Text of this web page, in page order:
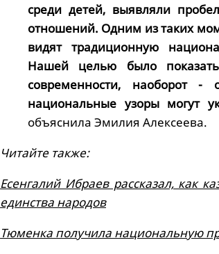
среди детей, выявляли
отношений. Одним из таких
видят традиционную
Нашей целью было
современности, наоборот
национальные узоры могут
объяснила Эмилия Алексеева.
Читайте также:
Есенгалий Ибраев рассказал, как
единства народов
Тюменка получила национальную